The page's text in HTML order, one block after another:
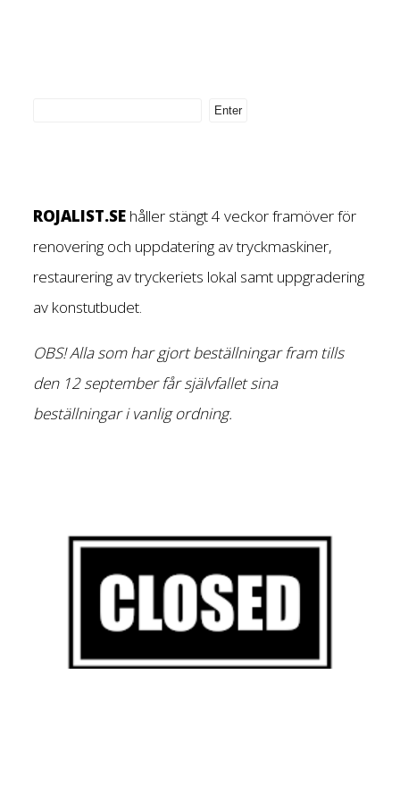
ROJALIST.SE håller stängt 4 veckor framöver för
renovering och uppdatering av tryckmaskiner,
restaurering av tryckeriets lokal samt uppgradering
av konstutbudet.
OBS! Alla som har gjort beställningar fram tills
den 12 september får självfallet sina
beställningar i vanlig ordning.